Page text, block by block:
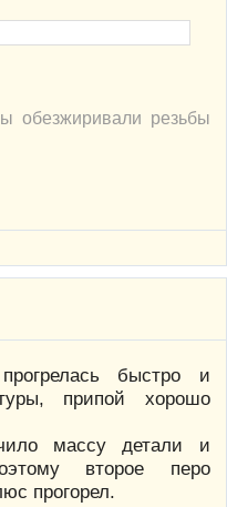
обезжиривали резьбы
быстро и
припой хорошо
массу детали и
второе перо
прогорел.